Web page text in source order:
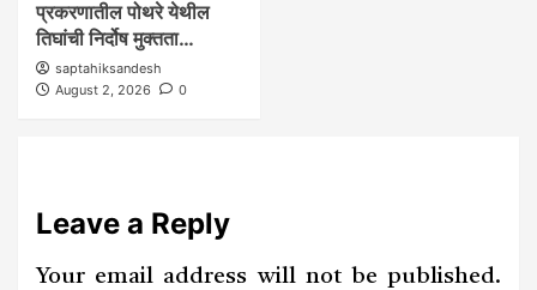
प्रकरणातील पोथरे येथील
तिघांची निर्दोष मुक्तता…
saptahiksandesh
August 2, 2026
0
Leave a Reply
Your email address will not be published.